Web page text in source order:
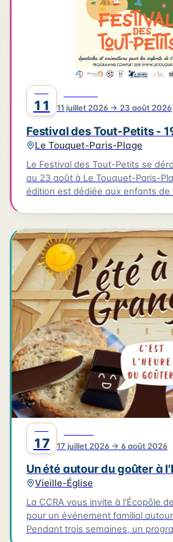
11 11 juillet 2026 → 23 août 2026
Festival des Tout-Petits -
Le Touquet-Paris-Plage
Le Festival des Tout-Petits se
au 23 août à Le Touquet-Paris-Plage. Cette
édition est dédiée aux enfants de
vous majeurs auront lieu chaque
samedi, avec des spectacles et
le théâtre, le cirque, les
danse, la magie, les ateliers
jeux de plein air. Parmi les temps forts de cette
édition, on retrouve les structures
jeux de plein air et les ateliers
chaque mercredi à la salle
festival se clôturera avec un
acrobatique et pyrotechnique de
Remue-Ménage, "Rêve", le
Jardin d'Ypres. Le lancement du festival aura lieu le
samedi 11 juillet à 15h30 au
"EX!T" par la compagnie
magie).
17 17 juillet 2026 → 6 août 2026
Un été autour du goûter à
Vieille-Église
La CCRA vous invite à l'Écopôle
pour un événement familial
Pendant trois semaines, un